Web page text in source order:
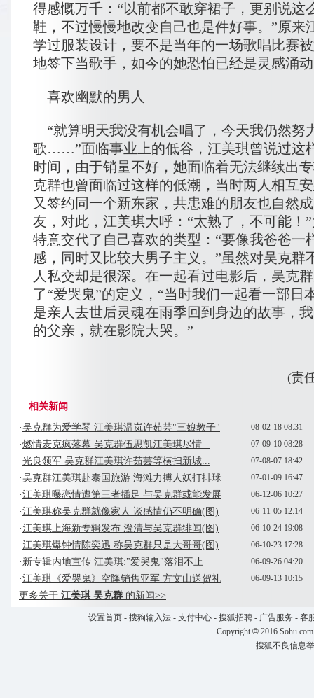
得感慨万千：“以前都不敢穿裙子，更别说这
鞋，不过慢慢地改变自己也是件好事。”原来
学过服装设计，要不是当年的一场歌唱比赛
地签下当歌手，如今的她恐怕已经是灵感涌
喜欢幽默的男人
“就算明天我没有机会唱了，今天我仍然努
歌……”面临事业上的低谷，江美琪曾说过这
时间，由于销量不好，她面临着无法继续出
克群也曾面临过这样的低潮，当时两人相互
又签约同一个新东家，共患难的朋友也自然
友，对此，江美琪大呼：“太熟了，不可能！
特意交代了自己喜欢的类型：“要像我爸爸一
感，同时又比较大男子主义。”虽然对吴克群
人私交却是很深。在一起看过电影后，吴克
了“爱哭鬼”的定义，“当时我们一起看一部日
是亲人去世后灵魂在雨季回到身边的故事，
的父亲，就在影院大哭。”
(责
相关新闻
08-02-18 08:31
·吴克群为爱学琴 江美琪温岚许茹芸"三娘教子"
07-09-10 08:28
·燃情麦克疯落幕 吴克群伍思凯江美琪尽情...
07-08-07 18:42
·光良领军 吴克群江美琪许茹芸等横扫新城...
07-01-09 16:47
·吴克群江美琪赴泰国旅游 海滩力搏人妖打排球
06-12-06 10:27
·江美琪曝恋情遭第三者插足 与吴克群或能发展
06-11-05 12:14
·江美琪称吴克群就像家人 谈感情仍不明确(图)
06-10-24 19:08
·江美琪上海新专辑发布 澄清与吴克群绯闻(图)
06-10-23 17:28
·江美琪爆钟情陈奕迅 称吴克群只是大哥哥(图)
06-09-26 04:20
·新专辑内地宣传 江美琪:"爱哭鬼"落泪不止
06-09-13 10:15
·江美琪《爱哭鬼》空降销售亚军 方文山送贺礼
更多关于 江美琪 吴克群 的新闻>>
设置首页- 搜狗输入法- 支付中心- 搜狐招聘- 广告服务 - 客
Copyright © 2016
搜狐不良信息